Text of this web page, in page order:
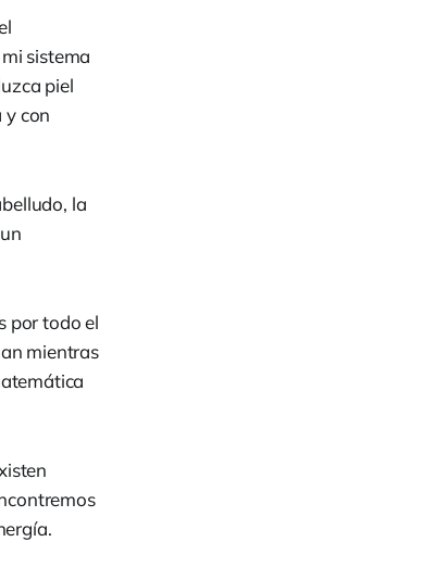
sistema
piel
y con
la
por todo el
mientras